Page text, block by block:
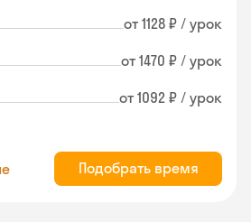
от 1128 ₽ / урок
от 1470 ₽ / урок
от 1092 ₽ / урок
Подобрать время